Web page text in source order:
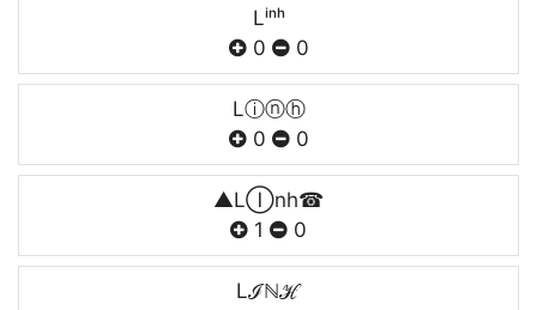
Lⁱⁿʰ
0
0
Lⓘⓝⓗ
0
0
▲LⒾnh☎
1
0
Lℐℕℋ